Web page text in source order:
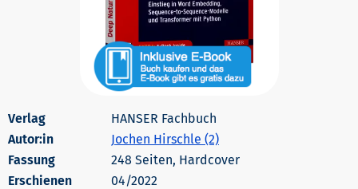
HANSER Fachbuch
Autor:in
Jochen Hirschle (2)
248 Seiten, Hardcover
Erschienen
04/2022